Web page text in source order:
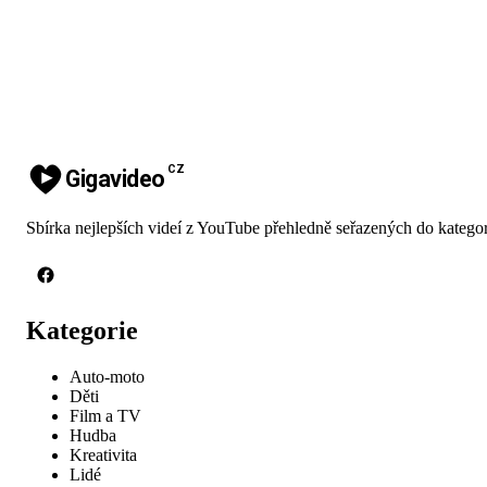
Gigavideo CZ
Sbírka nejlepších videí z YouTube přehledně seřazených do
Kategorie
Auto-moto
Děti
Film a TV
Hudba
Kreativita
Lidé